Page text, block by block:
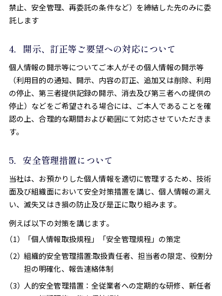
禁止、安全管理、再委託の条件など）を締結した先のみに委
託します
4．開示、訂正等ご要望への対応について
個人情報の開示等についてご本人がその個人情報の開示等
（利用目的の通知、開示、内容の訂正、追加又は削除、利用
の停止、第三者提供記録の開示、消去及び第三者への提供の
停止）などをご希望される場合には、ご本人であることを確
認の上、合理的な期間および範囲にて対応させていただきま
す。
5．安全管理措置について
当社は、お預かりした個人情報を適切に管理するため、技術
面及び組織面において安全対策措置を講じ、個人情報の漏え
い、滅失又はき損の防止及び是正に取り組みます。
例えば以下の対策を講じます。
「個人情報取扱規程」「安全管理規程」の策定
組織的安全管理措置:取扱責任者、担当者の限定、役割分
担の明確化、報告連絡体制
人的安全管理措置：全従業者への定期的な研修、新任者